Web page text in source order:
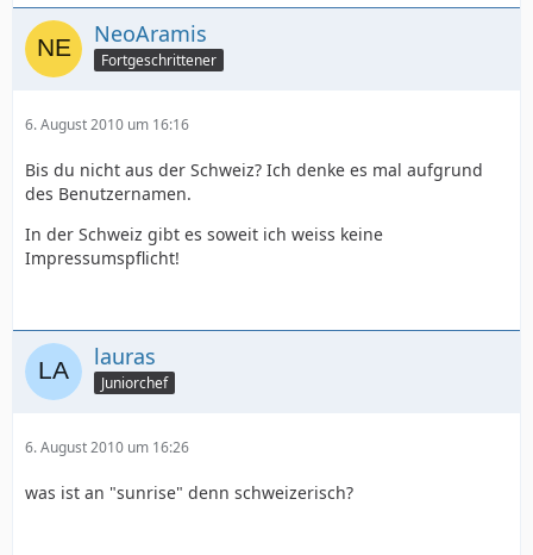
NeoAramis
Fortgeschrittener
6. August 2010 um 16:16
Bis du nicht aus der Schweiz? Ich denke es mal aufgrund
des Benutzernamen.
In der Schweiz gibt es soweit ich weiss keine
Impressumspflicht!
lauras
Juniorchef
6. August 2010 um 16:26
was ist an "sunrise" denn schweizerisch?